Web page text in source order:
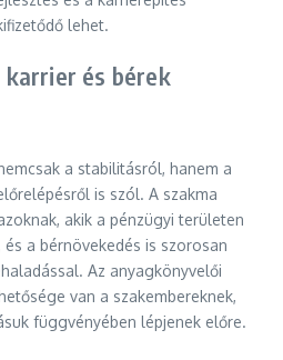
lehet.
és bérek
a stabilitásról, hanem a
is szól. A szakma
akik a pénzügyi területen
a bérnövekedés is szorosan
Az anyagkönyvelői
van a szakembereknek,
függvényében lépjenek előre.